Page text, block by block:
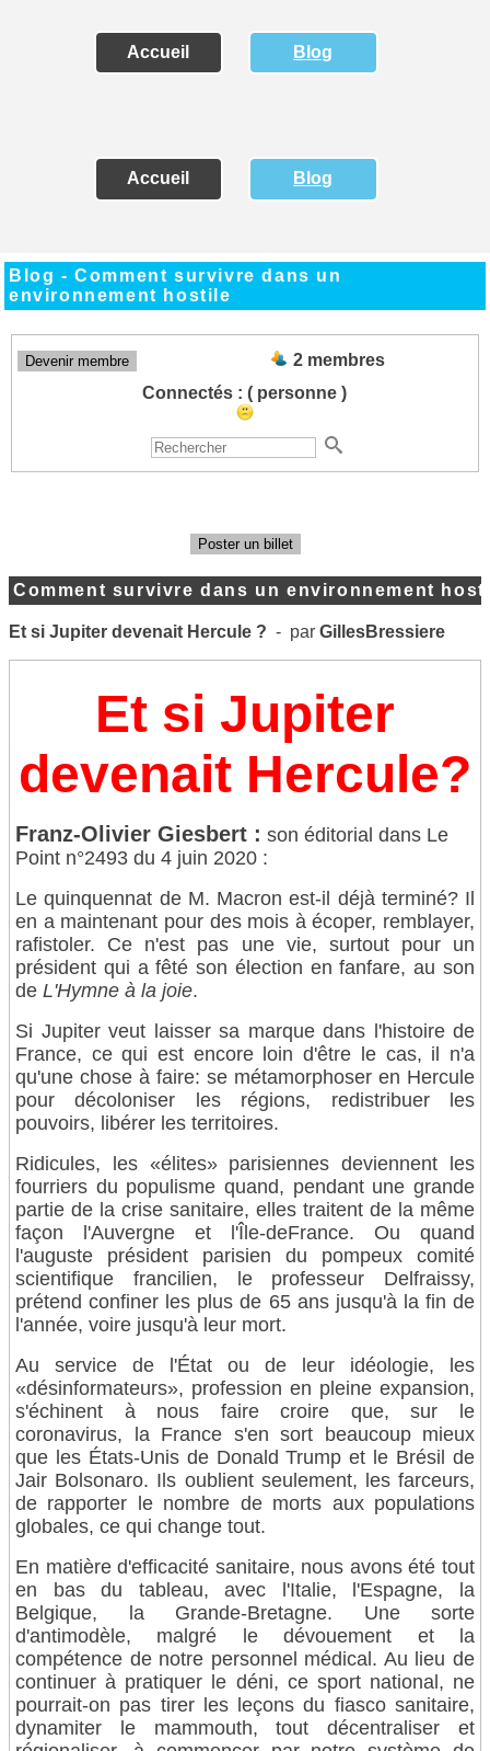
Accueil Blog
Accueil Blog
Blog - Comment survivre dans un
environnement hostile
Devenir membre
2 membres
Connectés : ( personne )
Poster un billet
Comment survivre dans un environnement
Et si Jupiter devenait Hercule ? - par GillesBressiere
Et si Jupiter
devenait Hercule?
Franz-Olivier Giesbert : son éditorial dans Le
Point n°2493 du 4 juin 2020 :
Le quinquennat de M. Macron est-il déjà terminé? Il
en a maintenant pour des mois à écoper, remblayer,
rafistoler. Ce n'est pas une vie, surtout pour un
président qui a fêté son élection en fanfare, au son
de L'Hymne à la joie.
Si Jupiter veut laisser sa marque dans l'histoire de
France, ce qui est encore loin d'être le cas, il n'a
qu'une chose à faire: se métamorphoser en Hercule
pour décoloniser les régions, redistribuer les
pouvoirs, libérer les territoires.
Ridicules, les «élites» parisiennes deviennent les
fourriers du populisme quand, pendant une grande
partie de la crise sanitaire, elles traitent de la même
façon l'Auvergne et l'Île-deFrance. Ou quand
l'auguste président parisien du pompeux comité
scientifique francilien, le professeur Delfraissy,
prétend confiner les plus de 65 ans jusqu'à la fin de
l'année, voire jusqu'à leur mort.
Au service de l'État ou de leur idéologie, les
«désinformateurs», profession en pleine expansion,
s'échinent à nous faire croire que, sur le
coronavirus, la France s'en sort beaucoup mieux
que les États-Unis de Donald Trump et le Brésil de
Jair Bolsonaro. Ils oublient seulement, les farceurs,
de rapporter le nombre de morts aux populations
globales, ce qui change tout.
En matière d'efficacité sanitaire, nous avons été tout
en bas du tableau, avec l'Italie, l'Espagne, la
Belgique, la Grande-Bretagne. Une sorte
d'antimodèle, malgré le dévouement et la
compétence de notre personnel médical. Au lieu de
continuer à pratiquer le déni, ce sport national, ne
pourrait-on pas tirer les leçons du fiasco sanitaire,
dynamiter le mammouth, tout décentraliser et